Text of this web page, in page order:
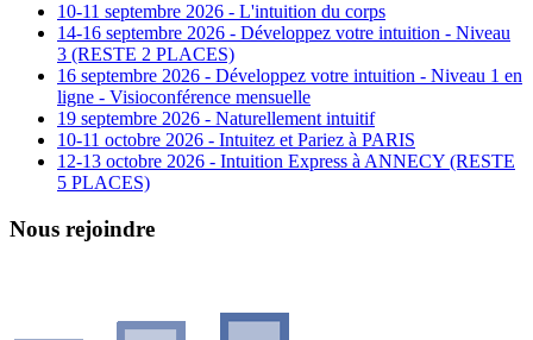
10-11 septembre 2026 - L'intuition du corps
14-16 septembre 2026 - Développez votre intuition - Niveau
3 (RESTE 2 PLACES)
16 septembre 2026 - Développez votre intuition - Niveau 1 en
ligne - Visioconférence mensuelle
19 septembre 2026 - Naturellement intuitif
10-11 octobre 2026 - Intuitez et Pariez à PARIS
12-13 octobre 2026 - Intuition Express à ANNECY (RESTE
5 PLACES)
Nous rejoindre